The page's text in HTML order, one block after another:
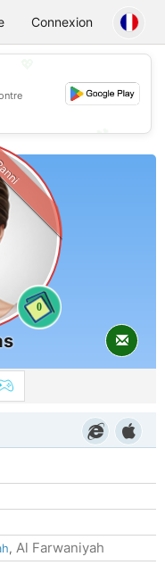
Connexion
💕
0
, Al Farwaniyah